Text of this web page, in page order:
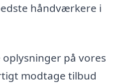
håndværkere i
på vores
modtage tilbud